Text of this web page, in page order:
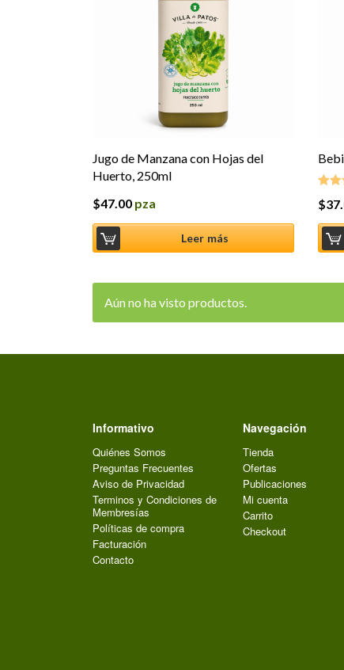
Jugo de Manzana con Hojas del
Huerto, 250ml
$47.00 pza
Leer más
$
Aún no ha visto productos.
Informativo
Quiénes Somos
Preguntas Frecuentes
Aviso de Privacidad
Terminos y Condiciones de
Membresías
Políticas de compra
Facturación
Contacto
Navegación
Tienda
Ofertas
Publicaciones
Mi cuenta
Carrito
Checkout